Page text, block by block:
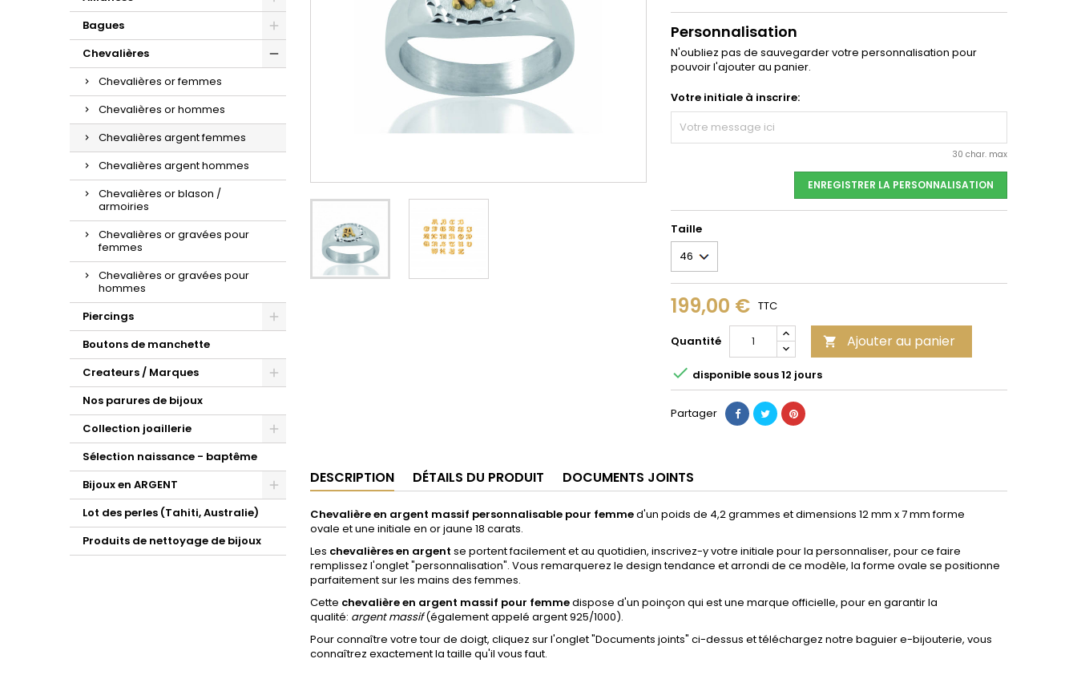
d'oreilles or et zirconium.
la sublime maille gourmette.
croix à porter au quotidien.
Bagues
Chevalières
Chevalières or femmes
Chevalières or hommes
Chevalières argent femmes
Chevalières argent hommes
Chevalières or blason /
armoiries
Chevalières or gravées pour
femmes
Chevalières or gravées pour
hommes
Piercings
Boutons de manchette
Createurs / Marques
Nos parures de bijoux
Collection joaillerie
Sélection naissance - baptême
Bijoux en ARGENT
Lot des perles (Tahiti, Australie)
Produits de nettoyage de bijoux
Personnalisation
N'oubliez pas de sauvegarder votre personnalisation pour
pouvoir l'ajouter au panier.
Votre initiale à inscrire:
30 char. max
ENREGISTRER LA PERSONNALISATION
Taille
199,00 € TTC
Quantité  Ajouter au panier
 disponible sous 12 jours
Partager
DESCRIPTION DÉTAILS DU PRODUIT DOCUMENTS JOINTS
Chevalière en argent massif personnalisable pour femmed'un poids de 4,2 grammes et dimensions 12 mm x 7 mm forme
ovale et une initiale en or jaune 18 carats.
Les chevalières en argent se portent facilement et au quotidien, inscrivez-y votre initiale pour la personnaliser, pour ce faire
remplissez l'onglet "personnalisation". Vous remarquerez le design tendance et arrondi de ce modèle, la forme ovale se positionne
parfaitement sur les mains des femmes.
Cette chevalière en argent massif pour femmedispose d'un poinçon qui est une marque officielle, pour en garantir la
qualité: argent massif(également appelé argent 925/1000).
Pour connaître votre tour de doigt, cliquez sur l'onglet "Documents joints" ci-dessus et téléchargez notre baguier e-bijouterie, vous
connaîtrez exactement la taille qu'il vous faut.